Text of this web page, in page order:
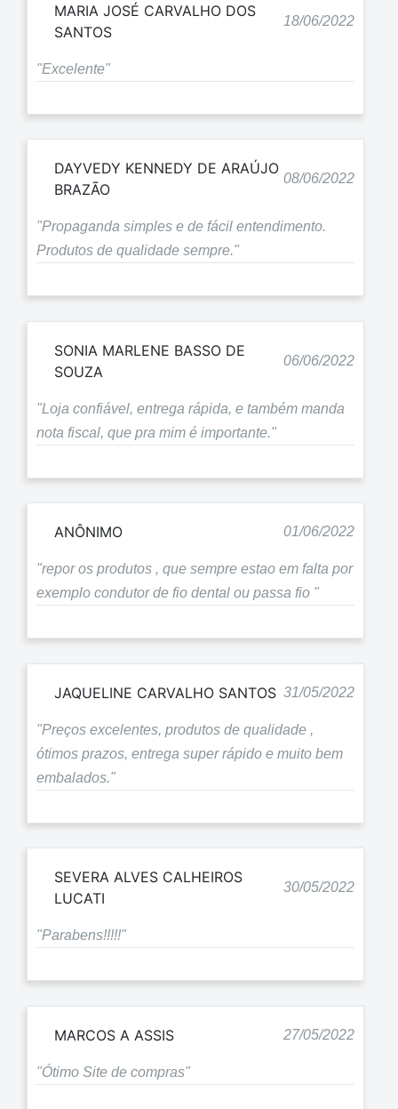
MARIA JOSÉ CARVALHO DOS
SANTOS
18/06/2022
"Excelente"
DAYVEDY KENNEDY DE ARAÚJO
BRAZÃO
08/06/2022
"Propaganda simples e de fácil entendimento.
Produtos de qualidade sempre."
SONIA MARLENE BASSO DE
SOUZA
06/06/2022
"Loja confiável, entrega rápida, e também manda
nota fiscal, que pra mim é importante."
ANÔNIMO 01/06/2022
"repor os produtos , que sempre estao em falta por
exemplo condutor de fio dental ou passa fio "
JAQUELINE CARVALHO SANTOS 31/05/2022
"Preços excelentes, produtos de qualidade ,
ótimos prazos, entrega super rápido e muito bem
embalados."
SEVERA ALVES CALHEIROS
LUCATI
30/05/2022
"Parabens!!!!!"
MARCOS A ASSIS 27/05/2022
"Ótimo Site de compras"